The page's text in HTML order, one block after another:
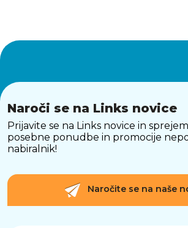
Naroči se na Links novice
Prijavite se na Links novice in
posebne ponudbe in promocije
nabiralnik!
Naročite se na naše